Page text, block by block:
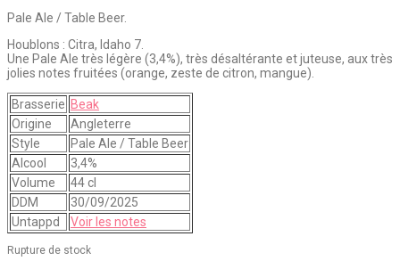
Pale Ale / Table Beer.
Houblons : Citra, Idaho 7.
Une Pale Ale très légère (3,4%), très désaltérante et juteuse, aux très
jolies notes fruitées (orange, zeste de citron, mangue).
Brasserie Beak
Origine
Angleterre
Style
Pale Ale / Table Beer
Alcool
3,4%
Volume
44 cl
DDM
30/09/2025
Untappd
Voir les notes
Rupture de stock